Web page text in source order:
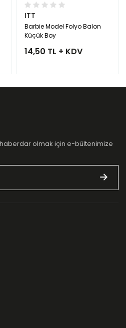
ITT
Barbie Model Folyo Balon
Küçük Boy
14,50 TL + KDV
olmak için e-bültenimize